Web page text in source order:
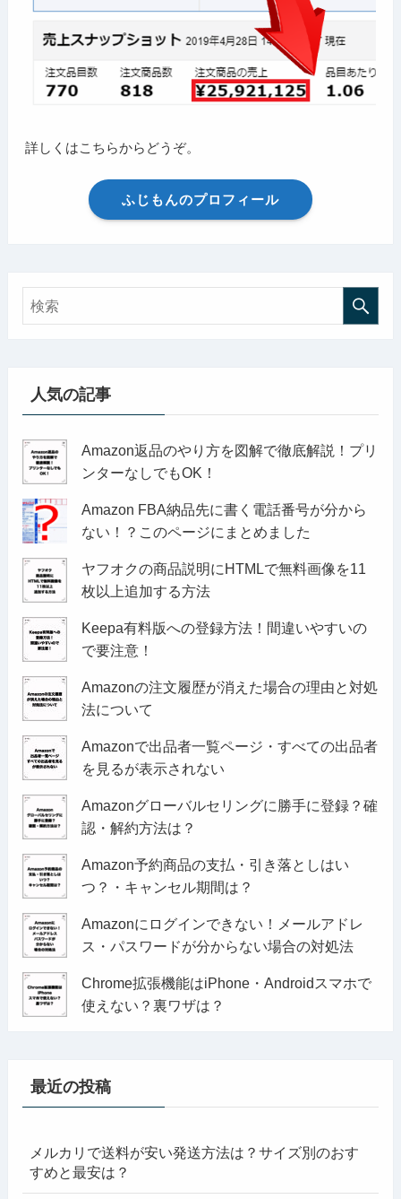
詳しくはこちらからどうぞ。
ふじもんのプロフィール
人気の記事
Amazon返品のやり方を図解で徹底解説！プリ
ンターなしでもOK！
Amazon FBA納品先に書く電話番号が分から
ない！？このページにまとめました
ヤフオクの商品説明にHTMLで無料画像を11
枚以上追加する方法
Keepa有料版への登録方法！間違いやすいの
で要注意！
Amazonの注文履歴が消えた場合の理由と対処
法について
Amazonで出品者一覧ページ・すべての出品者
を見るが表示されない
Amazonグローバルセリングに勝手に登録？確
認・解約方法は？
Amazon予約商品の支払・引き落としはい
つ？・キャンセル期間は？
Amazonにログインできない！メールアドレ
ス・パスワードが分からない場合の対処法
Chrome拡張機能はiPhone・Androidスマホで
使えない？裏ワザは？
最近の投稿
メルカリで送料が安い発送方法は？サイズ別のおす
すめと最安は？